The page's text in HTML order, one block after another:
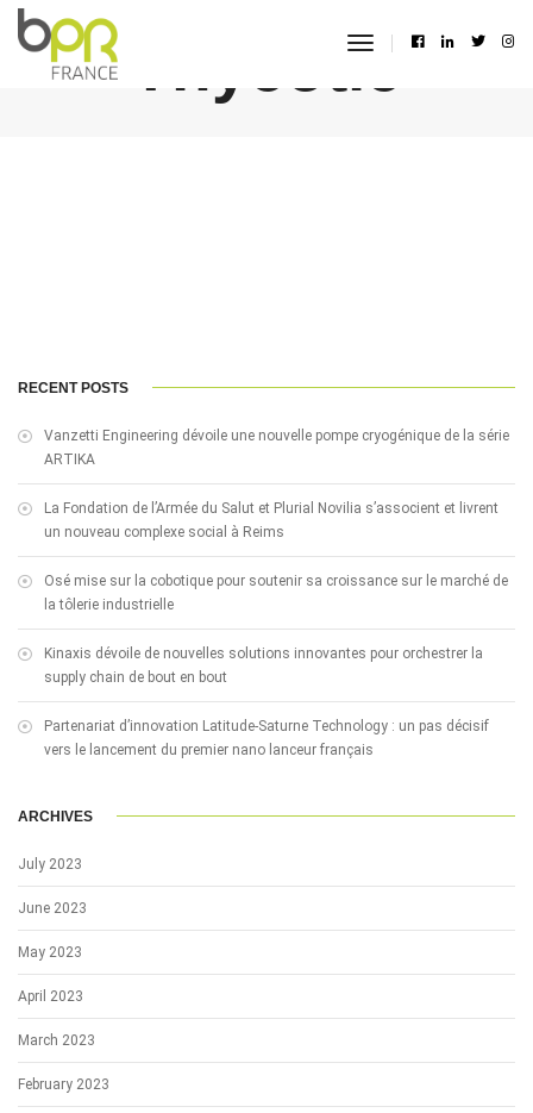
toggle
Thycotic
RECENT POSTS
Vanzetti Engineering dévoile une nouvelle pompe cryogénique de la série
ARTIKA
La Fondation de l’Armée du Salut et Plurial Novilia s’associent et livrent
un nouveau complexe social à Reims
Osé mise sur la cobotique pour soutenir sa croissance sur le marché de
la tôlerie industrielle
Kinaxis dévoile de nouvelles solutions innovantes pour orchestrer la
supply chain de bout en bout
Partenariat d’innovation Latitude-Saturne Technology : un pas décisif
vers le lancement du premier nano lanceur français
ARCHIVES
July 2023
June 2023
May 2023
April 2023
March 2023
February 2023